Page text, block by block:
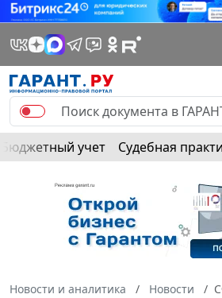
Бюджетный учет Судебная
Новости и аналитика Новости